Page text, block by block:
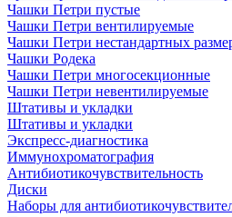
Чашки Петри пустые
Чашки Петри вентилируемые
Чашки Петри нестандартных
Чашки Родека
Чашки Петри многосекционные
Чашки Петри невентилируемые
Штативы и укладки
Штативы и укладки
Экспресс-диагностика
Иммунохроматография
Антибиотикочувствительность
Диски
Наборы для